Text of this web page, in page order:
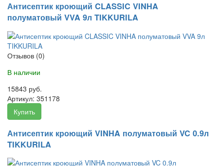
Антисептик кроющий CLASSIC VINHA
полуматовый VVA 9л TIKKURILA
Отзывов (0)
В наличии
15843 руб.
Артикул: 351178
Купить
Антисептик кроющий VINHA полуматовый VC 0.9л
TIKKURILA